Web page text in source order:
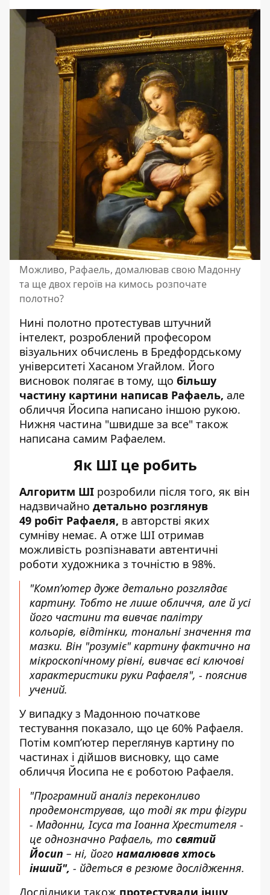
Можливо, Рафаель, домалював свою Мадонну
та ще двох героїв на кимось розпочате
полотно?
Нині полотно протестував штучний
інтелект, розроблений професором
візуальних обчислень в Бредфордському
університеті Хасаном Угайлом. Його
висновок полягає в тому, що більшу
частину картини написав Рафаель, але
обличчя Йосипа написано іншою рукою.
Нижня частина "швидше за все" також
написана самим Рафаелем.
Як ШІ це робить
Алгоритм ШІ розробили після того, як він
надзвичайно детально розглянув
49 робіт Рафаеля, в авторстві яких
сумніву немає. А отже ШІ отримав
можливість розпізнавати автентичні
роботи художника з точністю в 98%.
"Комп’ютер дуже детально розглядає
картину. Тобто не лише обличчя, але й усі
його частини та вивчає палітру
кольорів, відтінки, тональні значення та
мазки. Він "розуміє" картину фактично на
мікроскопічному рівні, вивчає всі ключові
характеристики руки Рафаеля", - пояснив
учений.
У випадку з Мадонною початкове
тестування показало, що це 60% Рафаеля.
Потім комп’ютер переглянув картину по
частинах і дійшов висновку, що саме
обличчя Йосипа не є роботою Рафаеля.
"Програмний аналіз переконливо
продемонстрував, що тоді як три фігури
- Мадонни, Ісуса та Іоанна Хрестителя -
це однозначно Рафаель, то святий
Йосип – ні, його намалював хтось
інший", - йдеться в резюме дослідження.
Дослідники також протестували іншу